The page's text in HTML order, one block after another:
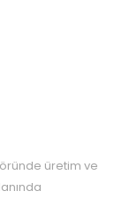
üretim ve